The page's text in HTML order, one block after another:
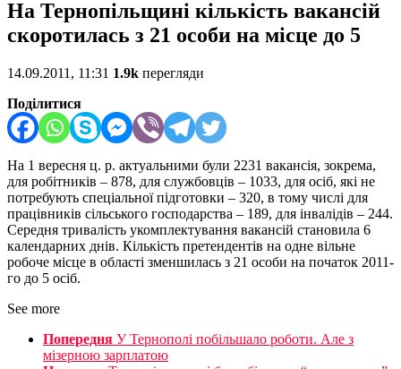
На Тернопільщині кількість вакансій
скоротилась з 21 особи на місце до 5
14.09.2011, 11:31 1.9k перегляди
Поділитися
На 1 вересня ц. р. актуальними були 2231 вакансія, зокрема,
для робітників – 878, для службовців – 1033, для осіб, які не
потребують спеціальної підготовки – 320, в тому числі для
працівників сільського господарства – 189, для інвалідів – 244.
Середня тривалість укомплектування вакансій становила 6
календарних днів. Кількість претендентів на одне вільне
робоче місце в області зменшилась з 21 особи на початок 2011-
го до 5 осіб.
See more
Попередня У Тернополі побільшало роботи. Але з
мізерною зарплатою